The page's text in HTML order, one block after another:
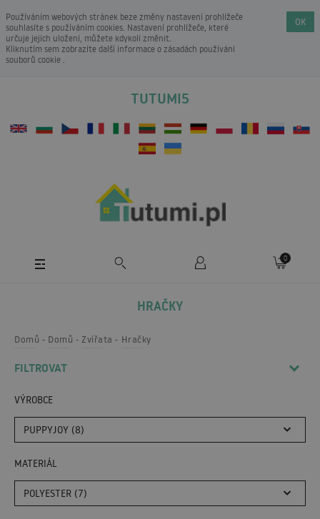
Používáním webových stránek beze změny nastavení prohlížeče
souhlasíte s používáním cookies. Nastavení prohlížeče, které
určuje jejich uložení, můžete kdykoli změnit.
Kliknutím sem zobrazíte další informace o zásadách používání
souborů cookie .
OK
TUTUMI5
0
HRAČKY
Domů Domů Zvířata Hračky
FILTROVAT
VÝROBCE
PUPPYJOY (8)
MATERIÁL
POLYESTER (7)